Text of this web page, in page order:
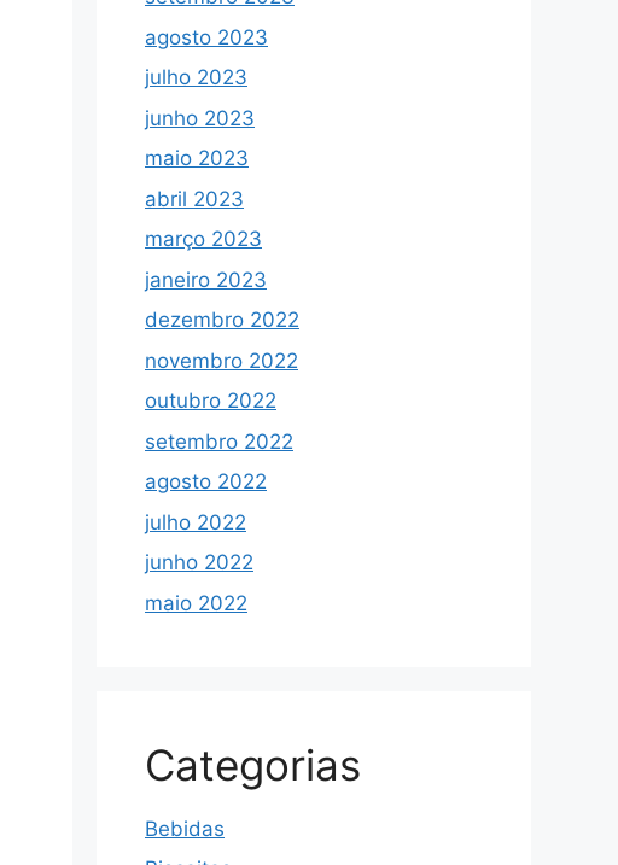
agosto 2023
julho 2023
junho 2023
maio 2023
abril 2023
março 2023
janeiro 2023
dezembro 2022
novembro 2022
outubro 2022
setembro 2022
agosto 2022
julho 2022
junho 2022
maio 2022
Categorias
Bebidas